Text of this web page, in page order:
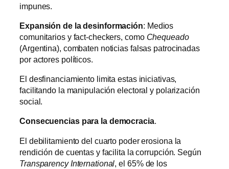
impunes.
Expansión de la desinformación: Medios
comunitarios y fact-checkers, como Chequeado
(Argentina), combaten noticias falsas patrocinadas
por actores políticos.
El desfinanciamiento limita estas iniciativas,
facilitando la manipulación electoral y polarización
social.
Consecuencias para la democracia.
El debilitamiento del cuarto poder erosiona la
rendición de cuentas y facilita la corrupción. Según
Transparency International, el 65% de los